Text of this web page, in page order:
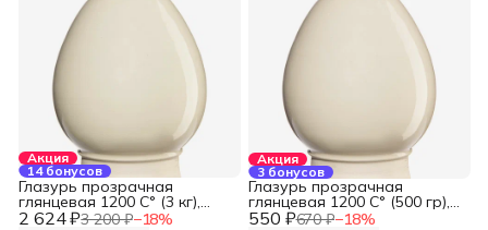
Акция
14 бонусов
2 624 ₽3 200 ₽−18%
Глазурь прозрачная
глянцевая 1200 С° (3 кг),
REFSAN
Акция
3 бонусов
550 ₽670 ₽−18%
Глазурь прозрачная
глянцевая 1200 С° (500 гр),
REFSAN